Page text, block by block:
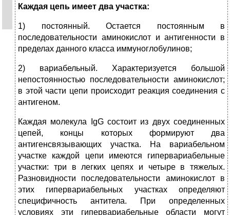
Каждая цепь имеет два участка:
1) постоянный. Остается постоянным в
последовательности аминокислот и антигенности в
пределах данного класса иммуноглобулинов;
2) вариабельный. Характеризуется большой
непостоянностью последовательности аминокислот;
в этой части цепи происходит реакция соединения с
антигеном.
Каждая молекула IgG состоит из двух соединенных
цепей, концы которых формируют два
антигенсвязывающих участка. На вариабельном
участке каждой цепи имеются гипервариабельные
участки: три в легких цепях и четыре в тяжелых.
Разновидности последовательности аминокислот в
этих гипервариабельных участках определяют
специфичность антитела. При определенных
условиях эти гипервариабельные области могут